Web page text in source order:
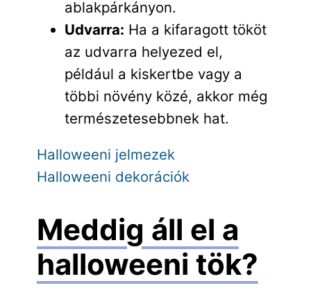
ablakpárkányon.
Udvarra: Ha a kifaragott tököt
az udvarra helyezed el,
például a kiskertbe vagy a
többi növény közé, akkor még
természetesebbnek hat.
Halloweeni jelmezek
Halloweeni dekorációk
Meddig áll el a
halloweeni tök?